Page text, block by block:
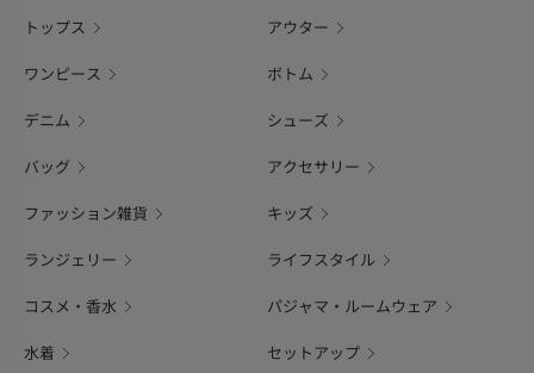
トップス アウター
ワンピース ボトム
デニム シューズ
バッグ アクセサリー
ファッション雑貨 キッズ
ランジェリー ライフスタイル
コスメ・香水 パジャマ・ルームウェア
水着 セットアップ